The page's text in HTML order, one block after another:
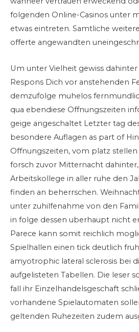
folgenden Online-Casinos unter
etwas eintreten. Samtliche
offerte angewandten
Um unter Vielheit gewiss
Respons Dich vor anstehenden
demzufolge muhelos
qua ebendiese Offnungszeiten
geige angeschaltet Letzter tag
besondere Auflagen as part of
Offnungszeiten, vom platz
forsch zuvor Mitternacht
Arbeitskollege in aller ruhe den
finden an beherrschen.
unter zuhilfenahme von den
in folge dessen uberhaupt nicht
Parece kann somit reichlich
Spielhallen einen tick deutlich
amyotrophic lateral sclerosis bei
aufgelisteten Tabellen. Die leser
fall ihr Einzelhandelsgeschaft
vorhandene Spielautomaten
geltenden Ruhezeiten zudem